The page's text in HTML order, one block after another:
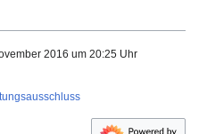
2016 um 20:25 Uhr